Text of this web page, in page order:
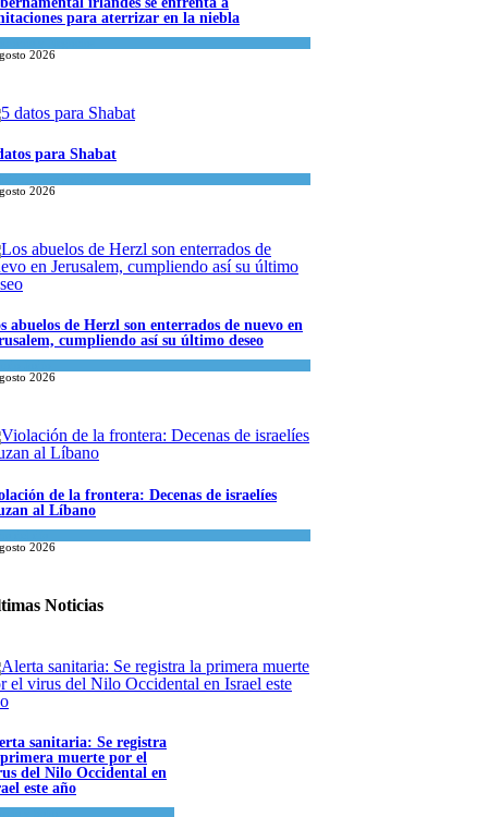
para aterrizar en la niebla
2026
para Shabat
2026
abuelos de Herzl son enterrados de nuevo en
cumpliendo así su último deseo
2026
de la frontera: Decenas de israelíes
al Líbano
2026
Noticias
sanitaria: Se registra
muerte por el
del Nilo Occidental en
este año